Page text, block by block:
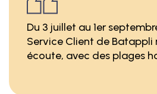
Du 3 juillet au 1er
Service Client de Batappli
écoute, avec des plages